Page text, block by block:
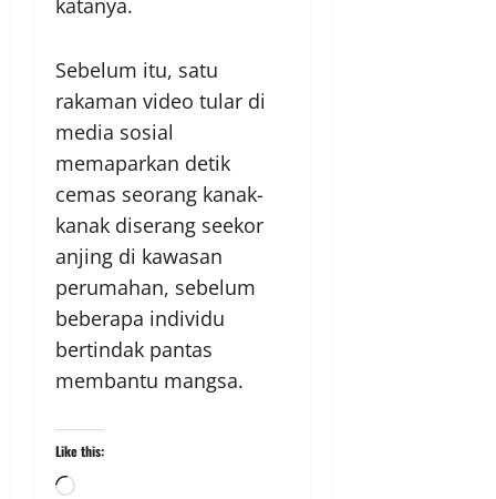
Sebelum itu, satu
rakaman video tular di
media sosial
memaparkan detik
cemas seorang kanak-
kanak diserang seekor
anjing di kawasan
perumahan, sebelum
beberapa individu
bertindak pantas
membantu mangsa.
Like this: